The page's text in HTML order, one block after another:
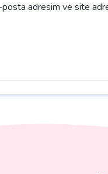
posta adresim ve site